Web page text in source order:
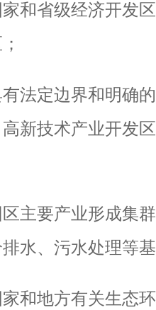
家和省级经济开发
有法定边界和明确
新技术产业开发
区主要产业形成集
水、污水处理等
家和地方有关生态